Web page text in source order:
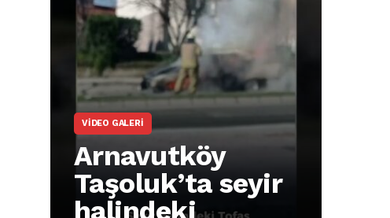
VIDEO GALERI
Arnavutköy
Taşoluk’ta seyir
halindeki